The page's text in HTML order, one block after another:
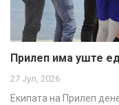
Прилеп има уште
27 Јул, 2026
Екипата на Прилеп